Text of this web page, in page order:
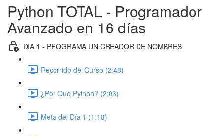
Python TOTAL - Programador
Avanzado en 16 días
DIA 1 - PROGRAMA UN CREADOR DE NOMBRES
Recorrido del Curso (2:48)
¿Por Qué Python? (2:03)
Meta del Día 1 (1:18)